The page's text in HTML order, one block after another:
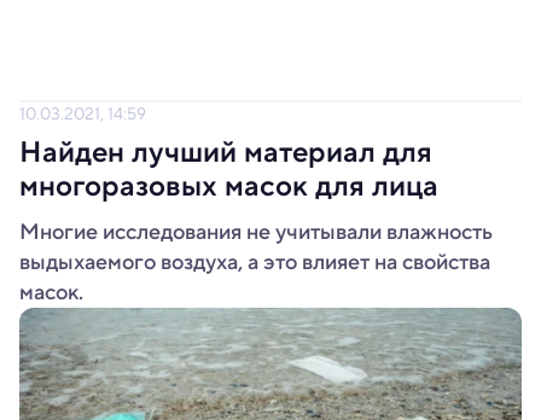
10.03.2021, 14:59
Найден лучший материал для
многоразовых масок для лица
Многие исследования не учитывали влажность
выдыхаемого воздуха, а это влияет на свойства
масок.